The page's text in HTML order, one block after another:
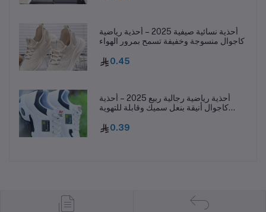
أحذية نسائية صيفية 2025 – أحذية رياضية
كاجوال منسوجة وخفيفة تسمح بمرور الهواء
0.45
أحذية رياضية رجالية ربيع 2025 – أحذية
كاجوال أنيقة بنعل سميك وقابلة للتهوية
0.39